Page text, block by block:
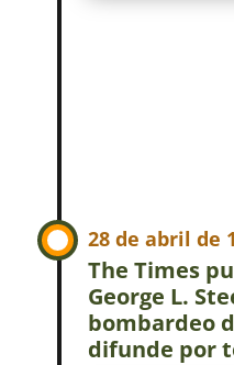
28 de abril de
The Times
George L.
bombardeo
difunde por